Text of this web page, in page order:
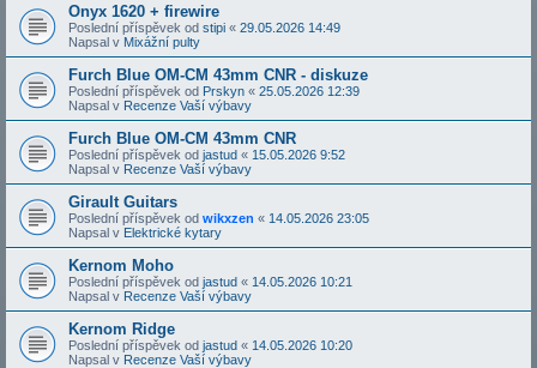
Onyx 1620 + firewire
Poslední příspěvek od stipi « 29.05.2026 14:49
Napsal v Mixážní pulty
Furch Blue OM-CM 43mm CNR - diskuze
Poslední příspěvek od Prskyn « 25.05.2026 12:39
Napsal v Recenze Vaší výbavy
Furch Blue OM-CM 43mm CNR
Poslední příspěvek od jastud « 15.05.2026 9:52
Napsal v Recenze Vaší výbavy
Girault Guitars
Poslední příspěvek od wikxzen « 14.05.2026 23:05
Napsal v Elektrické kytary
Kernom Moho
Poslední příspěvek od jastud « 14.05.2026 10:21
Napsal v Recenze Vaší výbavy
Kernom Ridge
Poslední příspěvek od jastud « 14.05.2026 10:20
Napsal v Recenze Vaší výbavy